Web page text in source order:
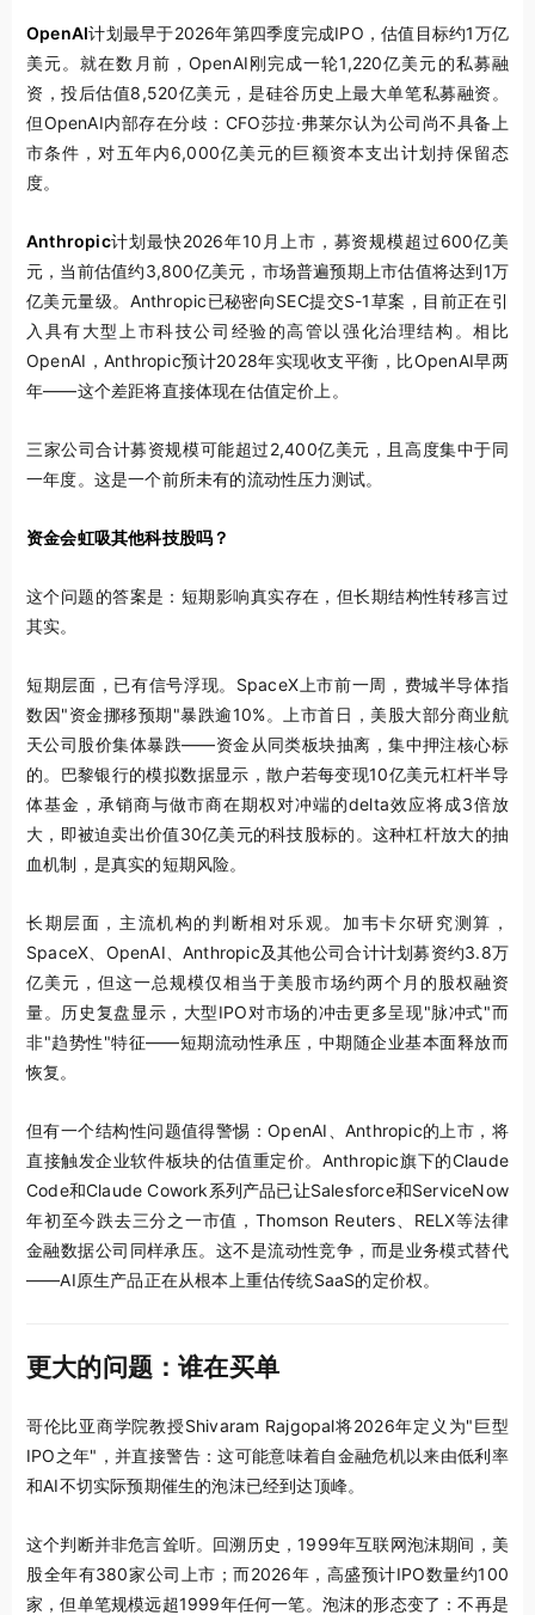
OpenAI计划最早于2026年第四季度完成IPO，估值目标约1万亿
美元。就在数月前，OpenAI刚完成一轮1,220亿美元的私募融
资，投后估值8,520亿美元，是硅谷历史上最大单笔私募融资。
但OpenAI内部存在分歧：CFO莎拉·弗莱尔认为公司尚不具备上
市条件，对五年内6,000亿美元的巨额资本支出计划持保留态
度。
Anthropic计划最快2026年10月上市，募资规模超过600亿美
元，当前估值约3,800亿美元，市场普遍预期上市估值将达到1万
亿美元量级。Anthropic已秘密向SEC提交S-1草案，目前正在引
入具有大型上市科技公司经验的高管以强化治理结构。相比
OpenAI，Anthropic预计2028年实现收支平衡，比OpenAI早两
年——这个差距将直接体现在估值定价上。
三家公司合计募资规模可能超过2,400亿美元，且高度集中于同
一年度。这是一个前所未有的流动性压力测试。
资金会虹吸其他科技股吗？
这个问题的答案是：短期影响真实存在，但长期结构性转移言过
其实。
短期层面，已有信号浮现。SpaceX上市前一周，费城半导体指
数因"资金挪移预期"暴跌逾10%。上市首日，美股大部分商业航
天公司股价集体暴跌——资金从同类板块抽离，集中押注核心标
的。巴黎银行的模拟数据显示，散户若每变现10亿美元杠杆半导
体基金，承销商与做市商在期权对冲端的delta效应将成3倍放
大，即被迫卖出价值30亿美元的科技股标的。这种杠杆放大的抽
血机制，是真实的短期风险。
长期层面，主流机构的判断相对乐观。加韦卡尔研究测算，
SpaceX、OpenAI、Anthropic及其他公司合计计划募资约3.8万
亿美元，但这一总规模仅相当于美股市场约两个月的股权融资
量。历史复盘显示，大型IPO对市场的冲击更多呈现"脉冲式"而
非"趋势性"特征——短期流动性承压，中期随企业基本面释放而
恢复。
但有一个结构性问题值得警惕：OpenAI、Anthropic的上市，将
直接触发企业软件板块的估值重定价。Anthropic旗下的Claude
Code和Claude Cowork系列产品已让Salesforce和ServiceNow
年初至今跌去三分之一市值，Thomson Reuters、RELX等法律
金融数据公司同样承压。这不是流动性竞争，而是业务模式替代
——AI原生产品正在从根本上重估传统SaaS的定价权。
更大的问题：谁在买单
哥伦比亚商学院教授Shivaram Rajgopal将2026年定义为"巨型
IPO之年"，并直接警告：这可能意味着自金融危机以来由低利率
和AI不切实际预期催生的泡沫已经到达顶峰。
这个判断并非危言耸听。回溯历史，1999年互联网泡沫期间，美
股全年有380家公司上市；而2026年，高盛预计IPO数量约100
家，但单笔规模远超1999年任何一笔。泡沫的形态变了：不再是